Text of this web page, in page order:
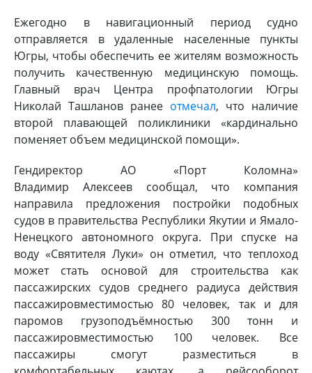
Ежегодно в навигационный период судно
отправляется в удаленные населенные пункты
Югры, чтобы обеспечить ее жителям возможность
получить качественную медицинскую помощь.
Главный врач Центра профпатологии Югры
Николай Ташланов ранее отмечал, что наличие
второй плавающей поликлиники «кардинально
поменяет объем медицинской помощи».
Гендиректор АО «Порт Коломна»
Владимир Алексеев сообщал, что компания
направила предложения постройки подобных
судов в правительства Республики Якутии и Ямало-
Ненецкого автономного округа. При спуске на
воду «Святителя Луки» он отметил, что теплоход
может стать основой для строительства как
пассажирских судов среднего радиуса действия
пассажировместимостью 80 человек, так и для
паромов грузоподъёмностью 300 тонн и
пассажировместимостью 100 человек. Все
пассажиры смогут разместиться в